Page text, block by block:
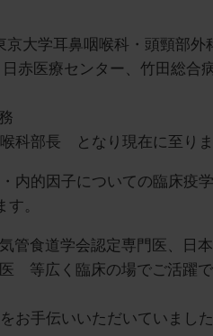
大学耳鼻咽喉科・頭頸部外
赤医療センター、竹田総合
科部長 となり現在に至りま
内的因子についての臨床疫
。
管食道学会認定専門医、日
等広く臨床の場でご活躍
お手伝いいただいていました